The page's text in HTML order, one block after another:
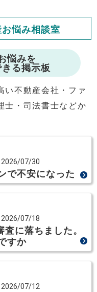
ご相談ください。
では
もできます
悩み相談室
悩みを
る掲示板
い不動産会社・ファ
士・司法書士などか
2026/07/30
で不安になった
2026/07/18
に落ちました。
すか
2026/07/12